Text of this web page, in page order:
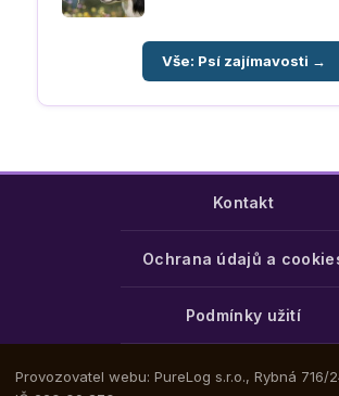
Vše: Psí zajímavosti →
Kontakt
Ochrana údajů a
Podmínky užití
Provozovatel webu: PureLog s.r.o., Rybná 716/